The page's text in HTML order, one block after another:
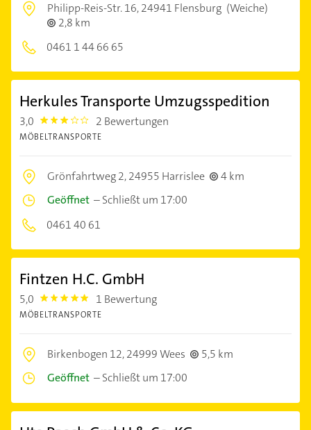
Philipp-Reis-Str. 16,24941 Flensburg (Weiche)
2,8 km
0461 1 44 66 65
Herkules Transporte Umzugsspedition
3,0 3.0 2 Bewertungen
MÖBELTRANSPORTE
Grönfahrtweg 2,24955 Harrislee
4 km
Geöffnet –Schließt um 17:00
0461 40 61
Fintzen H.C. GmbH
5,0 5.0 1 Bewertung
MÖBELTRANSPORTE
Birkenbogen 12,24999 Wees
5,5 km
Geöffnet –Schließt um 17:00